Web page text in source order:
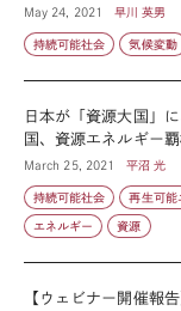
May 24, 2021 早川 英男
持続可能社会 気候変動
日本が「資源大国」
国、資源エネルギー
March 25, 2021 平沼 光
持続可能社会 再生可能
エネルギー 資源
【ウェビナー開催報